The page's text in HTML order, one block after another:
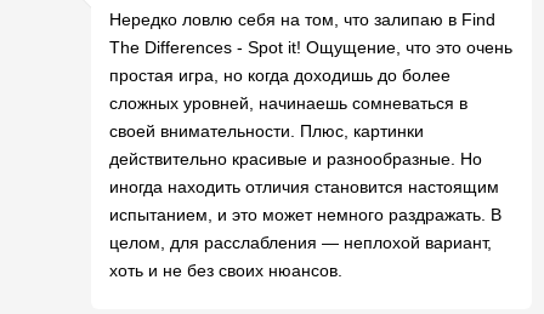
Нередко ловлю себя на том, что залипаю в Find
The Differences - Spot it! Ощущение, что это очень
простая игра, но когда доходишь до более
сложных уровней, начинаешь сомневаться в
своей внимательности. Плюс, картинки
действительно красивые и разнообразные. Но
иногда находить отличия становится настоящим
испытанием, и это может немного раздражать. В
целом, для расслабления — неплохой вариант,
хоть и не без своих нюансов.